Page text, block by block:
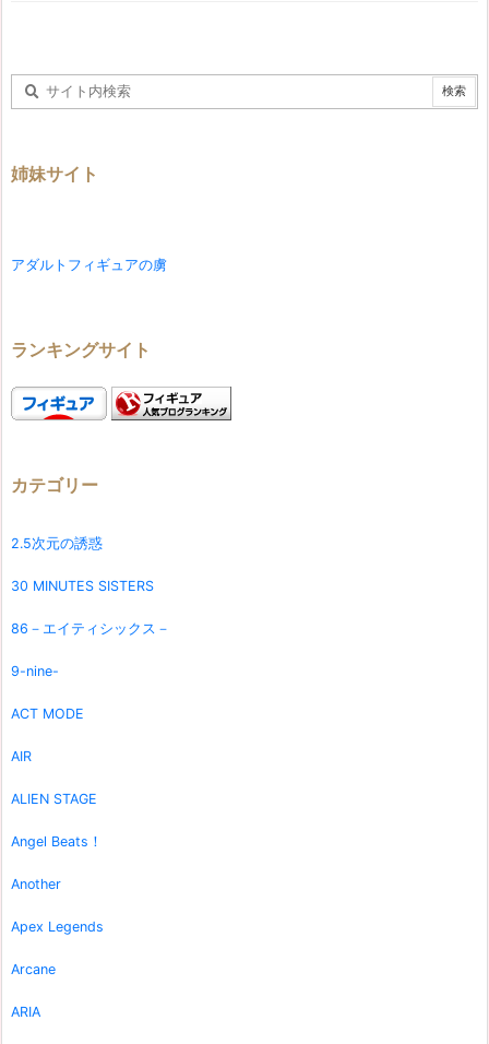
姉妹サイト
アダルトフィギュアの虜
ランキングサイト
カテゴリー
2.5次元の誘惑
30 MINUTES SISTERS
86－エイティシックス－
9-nine-
ACT MODE
AIR
ALIEN STAGE
Angel Beats！
Another
Apex Legends
Arcane
ARIA